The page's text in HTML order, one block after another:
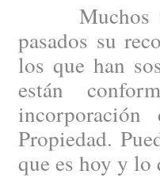
Muchos
pasados su
los que han
están
Propiedad.
que es hoy y lo